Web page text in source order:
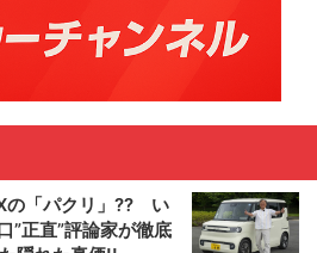
の「パクリ」?? い
正直”評論家が徹底